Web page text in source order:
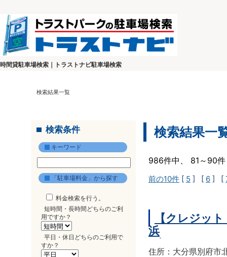
時間貸駐車場検索｜トラストナビ駐車場検索
検索結果一覧
検索条件
キーワード
「駐車場料金」から探す
料金検索を行う。
短時間・長時間どちらのご利
用ですか？
平日・休日どちらのご利用で
すか？
検索結果一
986件中、 81～90
前の10件 [ 5 ] [ 6 ] [
【クレジッ
浜
住所：大分県別府市